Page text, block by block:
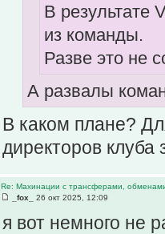
В результате
из команды.
Разве это не
А развалы
В каком плане?
директоров клуба
Re: Махинации с трансферами,
_fox_
26 окт 2025, 12:09
я вот немного не